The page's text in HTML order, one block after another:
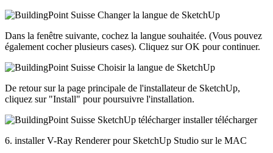
Dans la fenêtre suivante, cochez la langue souhaitée. (Vous pouvez
également cocher plusieurs cases). Cliquez sur OK pour continuer.
De retour sur la page principale de l'installateur de SketchUp,
cliquez sur "Install" pour poursuivre l'installation.
6. installer V-Ray Renderer pour SketchUp Studio sur le MAC